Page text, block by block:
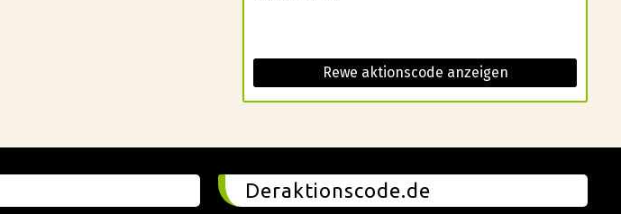
Rewe aktionscode anzeigen
Deraktionscode.de